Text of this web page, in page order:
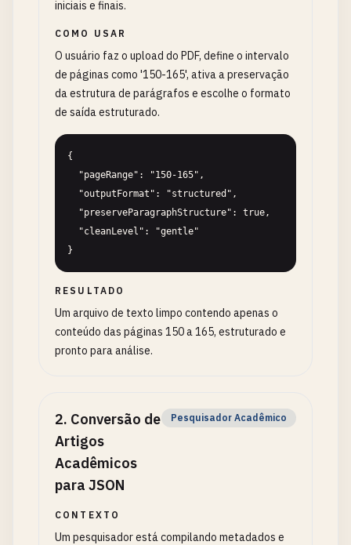
iniciais e finais.
COMO USAR
O usuário faz o upload do PDF, define o intervalo
de páginas como '150-165', ativa a preservação
da estrutura de parágrafos e escolhe o formato
de saída estruturado.
{
}
RESULTADO
Um arquivo de texto limpo contendo apenas o
conteúdo das páginas 150 a 165, estruturado e
pronto para análise.
2. Conversão de
Artigos
Acadêmicos
para JSON
Pesquisador Acadêmico
CONTEXTO
Um pesquisador está compilando metadados e